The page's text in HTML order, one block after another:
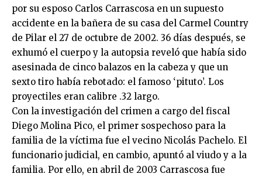
por su esposo Carlos Carrascosa en un supuesto
accidente en la bañera de su casa del Carmel Country
de Pilar el 27 de octubre de 2002. 36 días después, se
exhumó el cuerpo y la autopsia reveló que había sido
asesinada de cinco balazos en la cabeza y que un
sexto tiro había rebotado: el famoso ‘pituto’. Los
proyectiles eran calibre .32 largo.
Con la investigación del crimen a cargo del fiscal
Diego Molina Pico, el primer sospechoso para la
familia de la víctima fue el vecino Nicolás Pachelo. El
funcionario judicial, en cambio, apuntó al viudo y a la
familia. Por ello, en abril de 2003 Carrascosa fue